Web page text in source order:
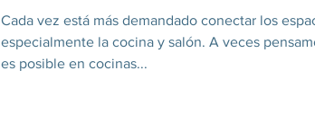
Cada vez está más demandado conectar los
especialmente la cocina y salón. A veces
es posible en cocinas...